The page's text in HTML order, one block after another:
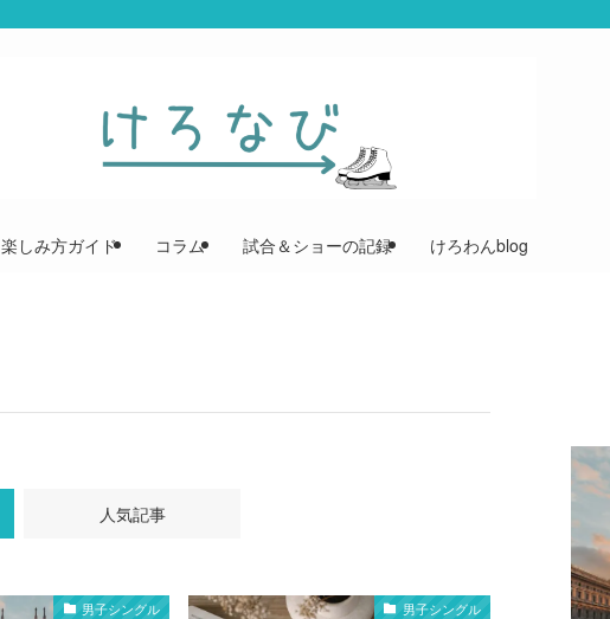
楽しみ方ガイド コラム 試合＆ショーの記録 けろわんblog
人気記事
男子シングル 男子シングル